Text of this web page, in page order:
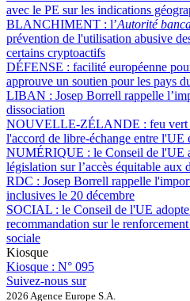
avec le PE sur les indications
BLANCHIMENT : l’Autorité
prévention de l'utilisation abusive
certains cryptoactifs
DÉFENSE : facilité européenne
approuve un soutien pour les pays
LIBAN : Josep Borrell rappelle
dissociation
NOUVELLE-ZÉLANDE : feu vert
l'accord de libre-échange entre l'UE
NUMÉRIQUE : le Conseil de l'UE
législation sur l’accès équitable aux
RDC : Josep Borrell rappelle
inclusives le 20 décembre
SOCIAL : le Conseil de l'UE
recommandation sur le
sociale
Kiosque
Kiosque : N° 095
Suivez-nous sur
2026 Agence Europe S.A.